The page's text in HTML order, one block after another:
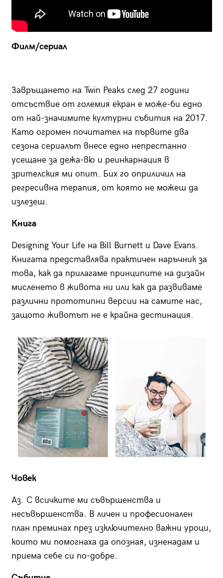
Филм/сериал
Завръщането на Twin Peaks след 27 години
отсъствие от големия екран е може-би едно
от най-значимите културни събития на 2017.
Като огромен почитател на първите два
сезона сериалът внесе едно непрестанно
усещане за дежа-вю и реинкарнация в
зрителския ми опит. Бих го оприличил на
регресивна терапия, от която не можеш да
излезеш.
Книга
Designing Your Life на Bill Burnett и Dave Evans.
Книгата представлява практичен наръчник за
това, как да прилагаме принципите на дизайн
мисленето в живота ни или как да развиваме
различни прототипни версии на самите нас,
защото животът не е крайна дестинация.
Човек
Аз. С всичките ми съвършенства и
несъвършенства. В личен и професионален
план преминах през изключително важни уроци,
които ми помогнаха да опозная, изненадам и
приема себе си по-добре.